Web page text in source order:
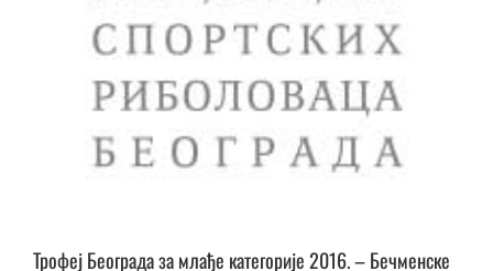
Трофеј Београда за млађе категорије 2016. – Бечменске